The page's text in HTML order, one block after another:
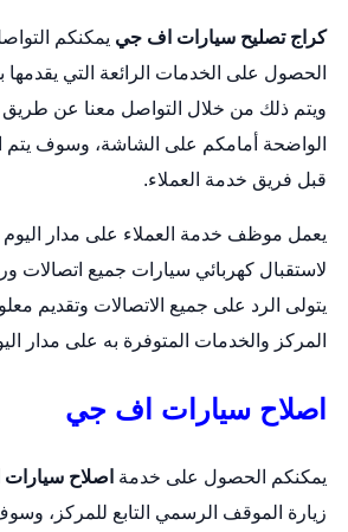
كراج تصليح سيارات اف جي يمكنكم
الحصول على الخدمات الرائعة التي
ويتم ذلك من خلال التواصل معنا عن
الواضحة أمامكم على الشاشة، وسوف يتم
قبل فريق خدمة العملاء.
يعمل موظف خدمة العملاء على مدار اليوم
لاستقبال كهربائي سيارات جميع اتصالات
يتولى الرد على جميع الاتصالات وتقديم
المركز والخدمات المتوفرة به على مدار
اصلاح سيارات اف جي
يمكنكم الحصول على خدمة اصلاح
زيارة الموقف الرسمي التابع للمركز،